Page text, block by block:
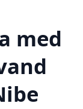
med